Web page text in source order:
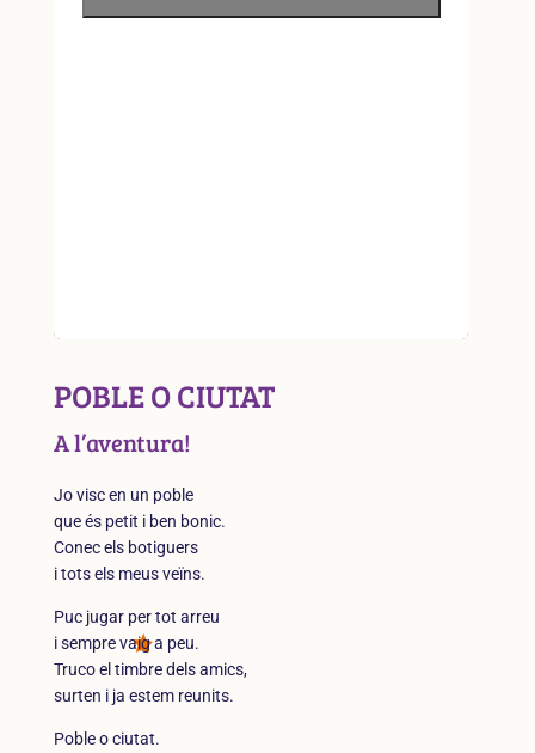
POBLE O CIUTAT
A l’aventura!
Jo visc en un poble
que és petit i ben bonic.
Conec els botiguers
i tots els meus veïns.
Puc jugar per tot arreu
i sempre vaig a peu.
Truco el timbre dels amics,
surten i ja estem reunits.
Poble o ciutat.